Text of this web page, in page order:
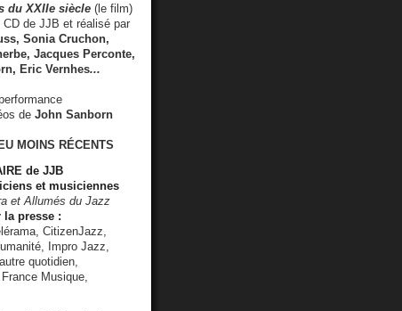
du XXIIe siècle (le film)
de JJB et réalisé par
Sonia Cruchon,
Jacques Perconte,
, Eric Vernhes...
performance
de John Sanborn
MOINS RÉCENTS
de JJB
et musiciennes
et Allumés du Jazz
la presse :
CitizenJazz,
Impro Jazz,
quotidien,
Musique,